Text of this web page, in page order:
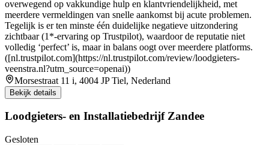
overwegend op vakkundige hulp en klantvriendelijkheid, met
meerdere vermeldingen van snelle aankomst bij acute problemen.
Tegelijk is er ten minste één duidelijke negatieve uitzondering
zichtbaar (1*-ervaring op Trustpilot), waardoor de reputatie niet
volledig ‘perfect’ is, maar in balans oogt over meerdere platforms.
([nl.trustpilot.com](https://nl.trustpilot.com/review/loodgieters-
veenstra.nl?utm_source=openai))
Morsestraat 11 i, 4004 JP Tiel, Nederland
Bekijk details
Loodgieters- en Installatiebedrijf Zandee
Gesloten